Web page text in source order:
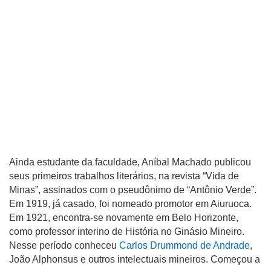
Ainda estudante da faculdade, Aníbal Machado publicou
seus primeiros trabalhos literários, na revista “Vida de
Minas”, assinados com o pseudônimo de “Antônio Verde”.
Em 1919, já casado, foi nomeado promotor em Aiuruoca.
Em 1921, encontra-se novamente em Belo Horizonte,
como professor interino de História no Ginásio Mineiro.
Nesse período conheceu Carlos Drummond de Andrade,
João Alphonsus e outros intelectuais mineiros. Começou a